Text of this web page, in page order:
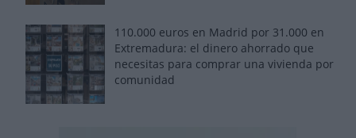
110.000 euros en Madrid por 31.000 en
Extremadura: el dinero ahorrado que
necesitas para comprar una vivienda por
comunidad